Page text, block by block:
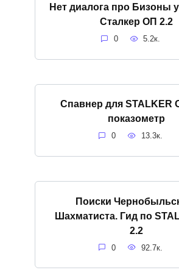
Нет диалога про Бизоны
Сталкер ОП 2.2
0 5.2к.
Спавнер для STALKER
показометр
0 13.3к.
Поиски
Шахматиста. Гид по
2.2
0 92.7к.